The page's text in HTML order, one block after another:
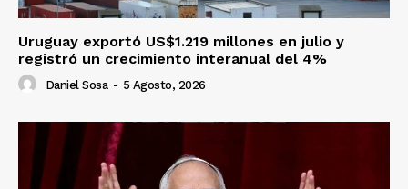
Uruguay exportó US$1.219 millones en julio y
registró un crecimiento interanual del 4%
Daniel Sosa - 5 Agosto, 2026